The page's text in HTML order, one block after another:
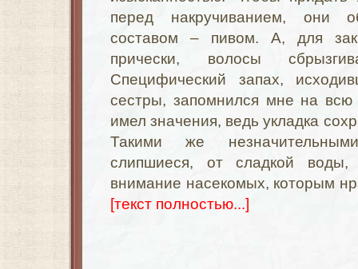
перед накручиванием, они
составом – пивом. А, для
прически, волосы
Специфический запах,
сестры, запомнился мне на
имел значения, ведь укладка
Такими же
слипшиеся, от сладкой
внимание насекомых, которым
[текст полностью...]